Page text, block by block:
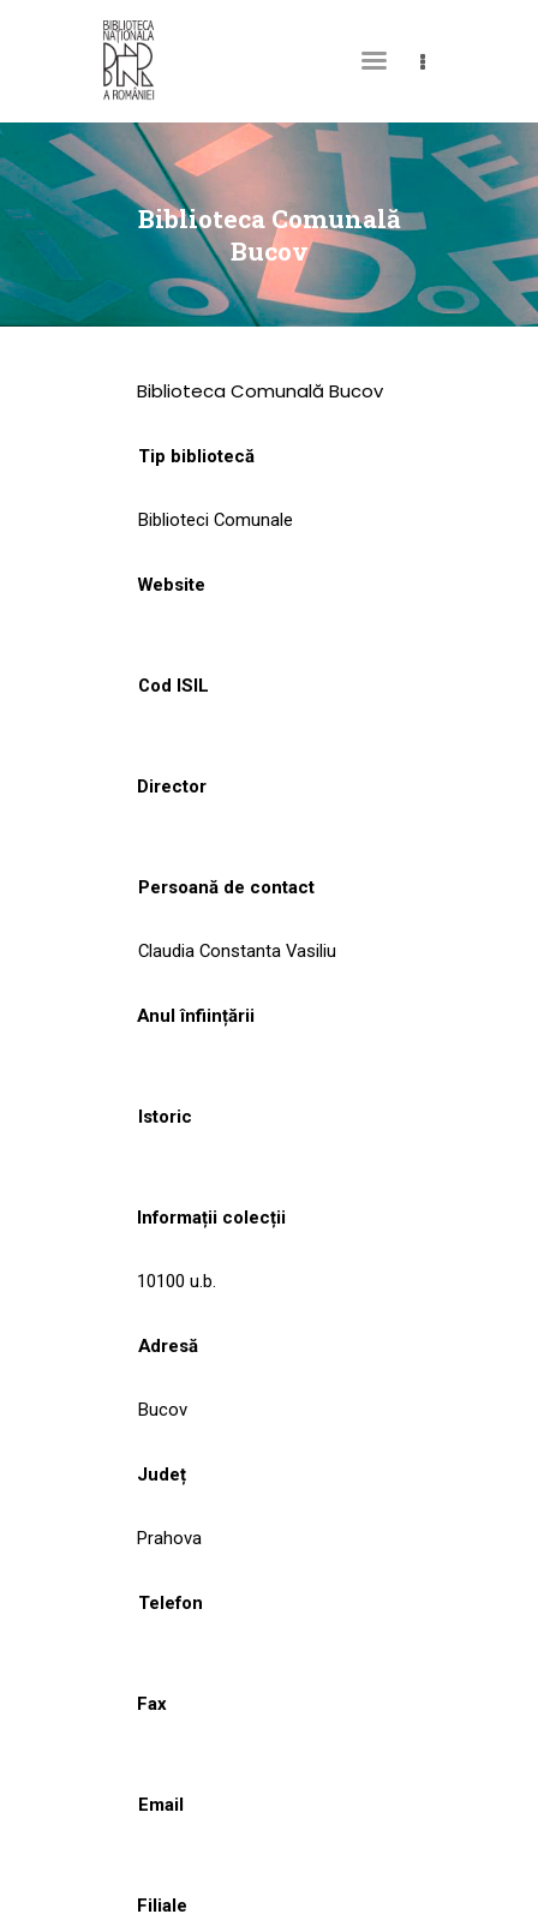
Biblioteca Comunală
Bucov
DESPRE NOI
PERMISUL MEU DE
BIBLIOTECĂ
CATALOAGE ȘI
COLECȚII
CULTURALE
NOUTĂȚI
Biblioteca Comunală Bucov
Tip bibliotecă
Biblioteci Comunale
Website
Cod ISIL
Director
Persoană de contact
Claudia Constanta Vasiliu
Anul înființării
Istoric
Informații colecții
10100 u.b.
Adresă
Bucov
Județ
Prahova
Telefon
Fax
Email
Filiale